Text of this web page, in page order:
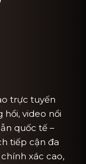
trực tuyến
hổi, video nổi
quốc tế –
tiếp cận đa
xác cao,